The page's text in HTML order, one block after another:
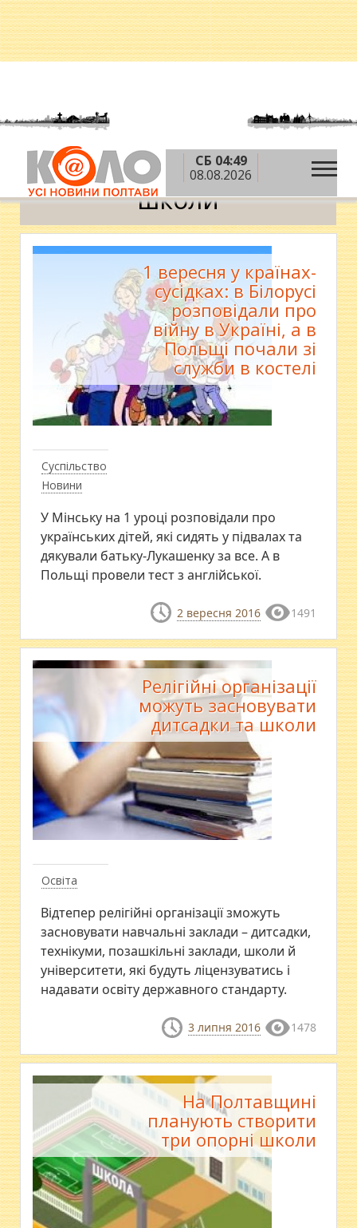
СБ 04:49
08.08.2026
Головна » школи
школи
Суспільство
Новини
1 вересня у країнах-
сусідках: в Білорусі
розповідали про
війну в Україні, а в
Польщі почали зі
служби в костелі
У Мінську на 1 уроці розповідали про
українських дітей, які сидять у підвалах та
дякували батьку-Лукашенку за все. А в
Польщі провели тест з англійської.
2 вересня 2016 1491
Освіта
Релігійні організації
можуть засновувати
дитсадки та школи
Відтепер релігійні організації зможуть
засновувати навчальні заклади – дитсадки,
технікуми, позашкільні заклади, школи й
університети, які будуть ліцензуватись і
надавати освіту державного стандарту.
3 липня 2016 1478
На Полтавщині
планують створити
три опорні школи